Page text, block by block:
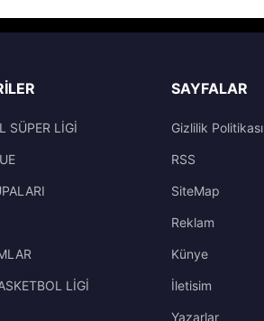
SÜPER LİGİ
LİGİ
SAYFALAR
Gizlilik Politikası
RSS
SiteMap
Reklam
Künye
İletisim
Yazarlar